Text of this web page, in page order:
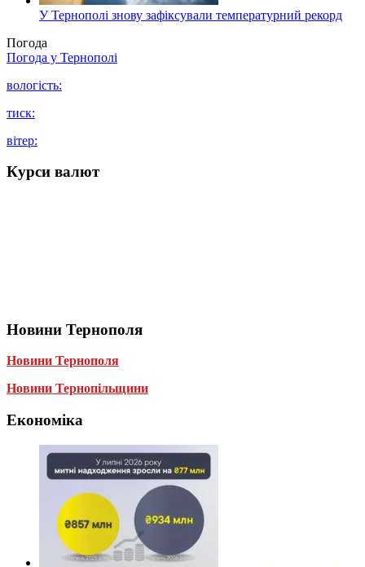
У Тернополі знову зафіксували температурний рекорд
Погода
Погода у Тернополі
вологість:
тиск:
вітер:
Курси валют
Новини Тернополя
Новини Тернополя
Новини Тернопільщини
Економіка